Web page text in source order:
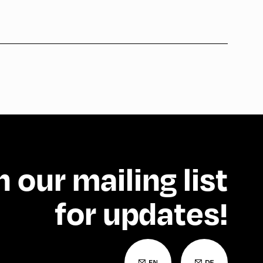
our mailing list
for updates!